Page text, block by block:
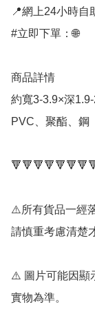
📍網上24小時自
#立即下單：🌐
商品詳情
約寬3-3.9×深
PVC、聚酯、鋼
⚠️所有貨品一經
請慎重考慮清楚
⚠️ 圖片可能因顯
實物為準。